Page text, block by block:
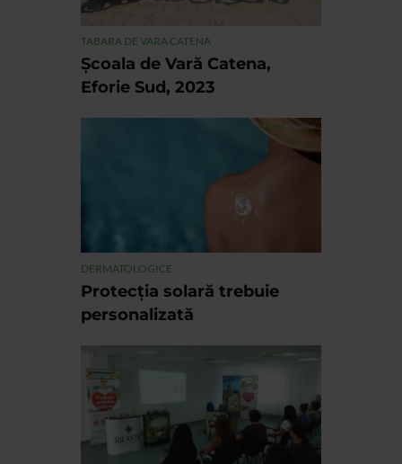
TABARA DE VARA CATENA
Școala de Vară Catena,
Eforie Sud, 2023
DERMATOLOGICE
Protecția solară trebuie
personalizată